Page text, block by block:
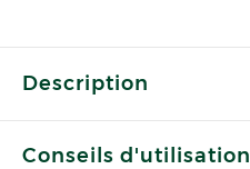
Description
Conseils d'utilisation